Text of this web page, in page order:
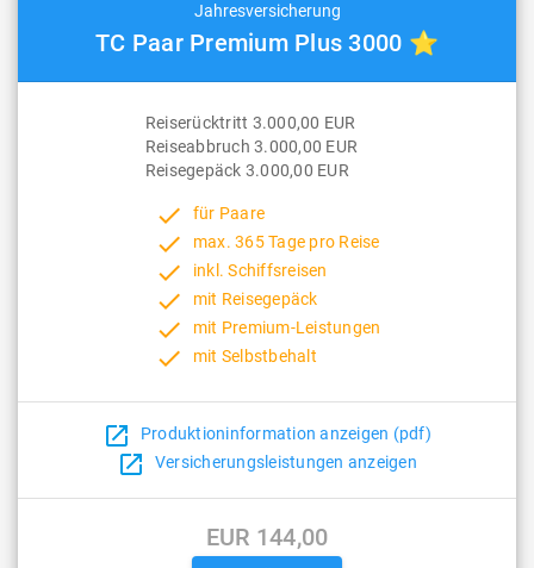
Jahresversicherung
TC Paar Premium Plus 3000 ⭐
Reiserücktritt 3.000,00 EUR
Reiseabbruch 3.000,00 EUR
Reisegepäck 3.000,00 EUR
done für Paare
done max. 365 Tage pro Reise
done inkl. Schiffsreisen
done mit Reisegepäck
done mit Premium-Leistungen
done mit Selbstbehalt
open_in_new Produktioninformation anzeigen (pdf)
open_in_new Versicherungsleistungen anzeigen
EUR 144,00